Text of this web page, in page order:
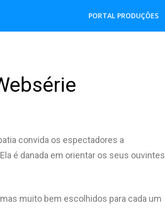
PORTAL PRODUÇÕES
convida os espectadores a
é danada em orientar os seus ouvintes
muito bem escolhidos para cada um